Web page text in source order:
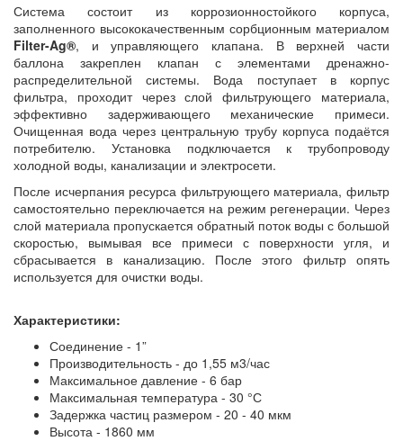
Система состоит из коррозионностойкого корпуса,
заполненного высококачественным сорбционным материалом
Filter-Ag®, и управляющего клапана. В верхней части
баллона закреплен клапан с элементами дренажно-
распределительной системы. Вода поступает в корпус
фильтра, проходит через слой фильтрующего материала,
эффективно задерживающего механические примеси.
Очищенная вода через центральную трубу корпуса подаётся
потребителю. Установка подключается к трубопроводу
холодной воды, канализации и электросети.
После исчерпания ресурса фильтрующего материала, фильтр
самостоятельно переключается на режим регенерации. Через
слой материала пропускается обратный поток воды с большой
скоростью, вымывая все примеси с поверхности угля, и
сбрасывается в канализацию. После этого фильтр опять
используется для очистки воды.
Характеристики:
Соединение - 1”
Производительность - до 1,55 м3/час
Максимальное давление - 6 бар
Максимальная температура - 30 °С
Задержка частиц размером - 20 - 40 мкм
Высота - 1860 мм